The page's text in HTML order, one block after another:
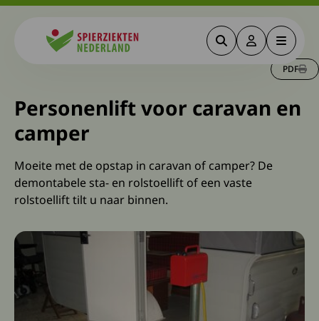
ZoekenDeze link
Menu
PDF
Personenlift voor caravan en
camper
Moeite met de opstap in caravan of camper? De
demontabele sta- en rolstoellift of een vaste
rolstoellift tilt u naar binnen.